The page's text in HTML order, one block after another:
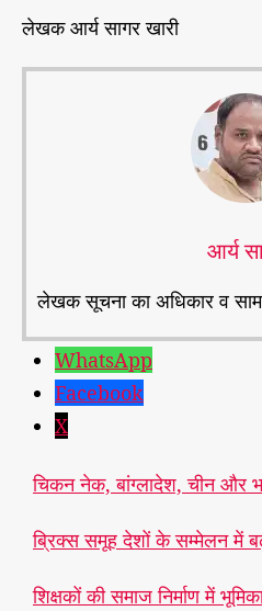
लेखक आर्य सागर खारी
आर्य
लेखक सूचना का अधिकार व
WhatsApp
Facebook
X
चिकन नेक, बांग्लादेश, चीन और
ब्रिक्स समूह देशों के सम्मेलन में
शिक्षकों की समाज निर्माण में